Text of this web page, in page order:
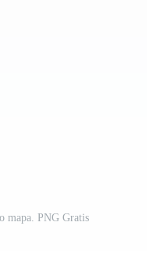
mapa. PNG Gratis